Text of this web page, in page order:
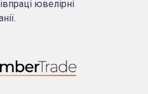
ювелірні